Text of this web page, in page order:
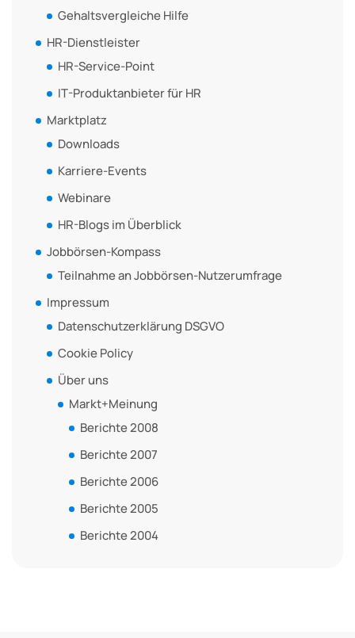
Gehaltsvergleiche Hilfe
HR-Dienstleister
HR-Service-Point
IT-Produktanbieter für HR
Marktplatz
Downloads
Karriere-Events
Webinare
HR-Blogs im Überblick
Jobbörsen-Kompass
Teilnahme an Jobbörsen-Nutzerumfrage
Impressum
Datenschutzerklärung DSGVO
Cookie Policy
Über uns
Markt+Meinung
Berichte 2008
Berichte 2007
Berichte 2006
Berichte 2005
Berichte 2004